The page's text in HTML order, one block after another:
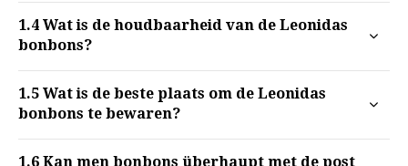
1.4 Wat is de houdbaarheid van de Leonidas
bonbons?
1.5 Wat is de beste plaats om de Leonidas
bonbons te bewaren?
1.6 Kan men bonbons überhaupt met de post